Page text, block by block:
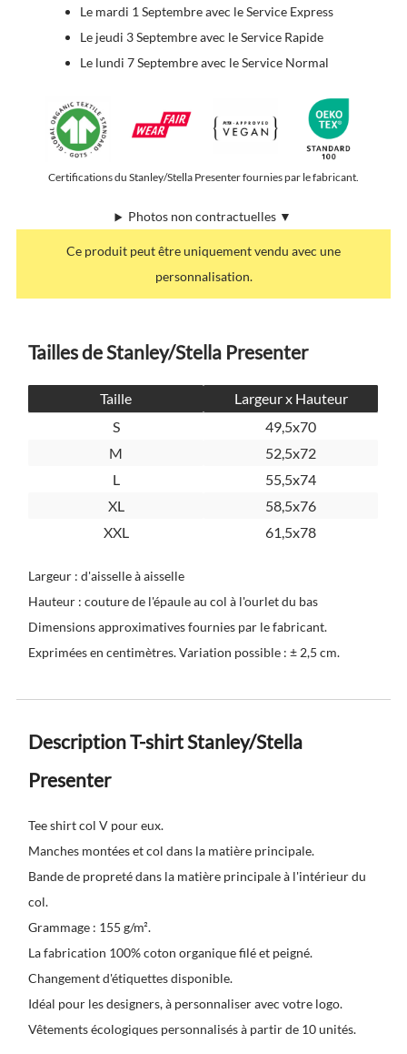
Le mardi 1 Septembre avec le Service Express
Le jeudi 3 Septembre avec le Service Rapide
Le lundi 7 Septembre avec le Service Normal
Certifications du Stanley/Stella Presenter fournies par le fabricant.
Photos non contractuelles ▼
Ce produit peut être uniquement vendu avec une
personnalisation.
Tailles de Stanley/Stella Presenter
Taille
Largeur x Hauteur
S
49,5x70
M
52,5x72
L
55,5x74
XL
58,5x76
XXL
61,5x78
Largeur : d'aisselle à aisselle
Hauteur : couture de l'épaule au col à l'ourlet du bas
Dimensions approximatives fournies par le fabricant.
Exprimées en centimètres. Variation possible : ± 2,5 cm.
Description T-shirt Stanley/Stella
Presenter
Tee shirt col V pour eux.
Manches montées et col dans la matière principale.
Bande de propreté dans la matière principale à l'intérieur du
col.
Grammage : 155 g/m².
La fabrication 100% coton organique filé et peigné.
Changement d'étiquettes disponible.
Idéal pour les designers, à personnaliser avec votre logo.
Vêtements écologiques personnalisés à partir de 10 unités.